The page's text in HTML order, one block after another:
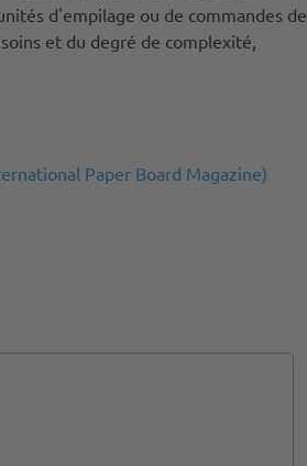
d'empilage ou de commandes de
et du degré de complexité,
Paper Board Magazine)